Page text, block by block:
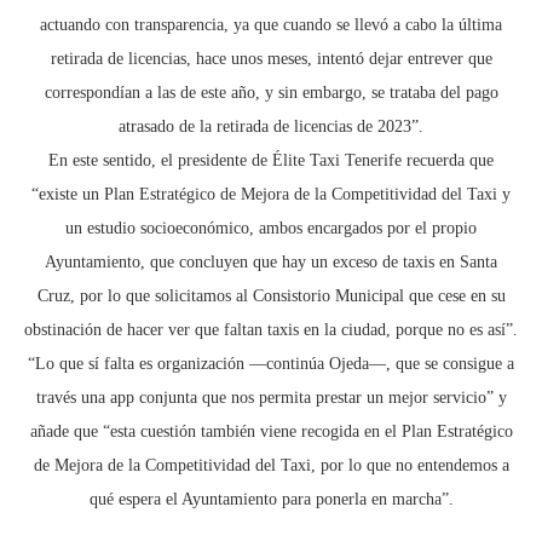
actuando con transparencia, ya que cuando se llevó a cabo la última
retirada de licencias, hace unos meses, intentó dejar entrever que
correspondían a las de este año, y sin embargo, se trataba del pago
atrasado de la retirada de licencias de 2023”.
En este sentido, el presidente de Élite Taxi Tenerife recuerda que
“existe un Plan Estratégico de Mejora de la Competitividad del Taxi y
un estudio socioeconómico, ambos encargados por el propio
Ayuntamiento, que concluyen que hay un exceso de taxis en Santa
Cruz, por lo que solicitamos al Consistorio Municipal que cese en su
obstinación de hacer ver que faltan taxis en la ciudad, porque no es así”.
“Lo que sí falta es organización —continúa Ojeda—, que se consigue a
través una app conjunta que nos permita prestar un mejor servicio” y
añade que “esta cuestión también viene recogida en el Plan Estratégico
de Mejora de la Competitividad del Taxi, por lo que no entendemos a
qué espera el Ayuntamiento para ponerla en marcha”.